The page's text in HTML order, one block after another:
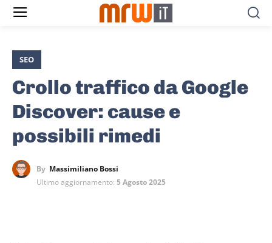
SEO
Crollo traffico da Google
Discover: cause e
possibili rimedi
By Massimiliano Bossi
Ultimo aggiornamento: 5 Agosto 2025